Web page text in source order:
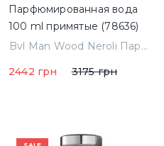
Парфюмированная вода
100 ml примятые (78636)
Bvl Man Wood Neroli Парфюмированная вода 100 ml примятые (78636)
2442 грн
3175 грн